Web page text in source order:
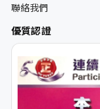
聯絡我們
優質認證